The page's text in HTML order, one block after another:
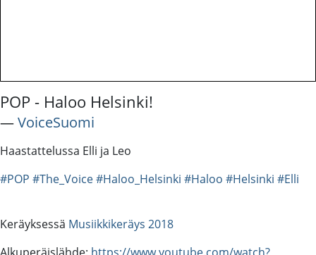
POP - Haloo Helsinki!
―VoiceSuomi
Haastattelussa Elli ja Leo
#POP #The_Voice#Haloo_Helsinki #Haloo #Helsinki #Elli
Keräyksessä Musiikkikeräys 2018